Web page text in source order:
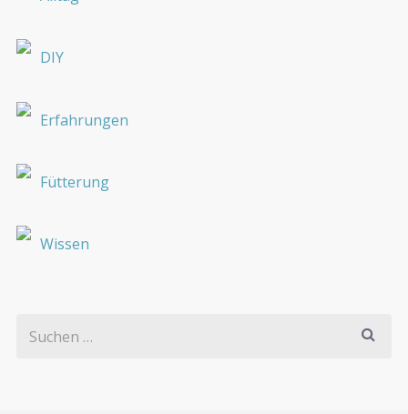
DIY
Erfahrungen
Fütterung
Wissen